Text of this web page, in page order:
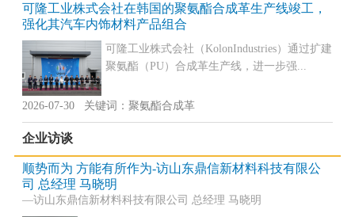
可隆工业株式会社在韩国的聚氨酯合成革生产线竣工，
强化其汽车内饰材料产品组合
可隆工业株式会社（KolonIndustries）通过扩建
聚氨酯（PU）合成革生产线，进一步强...
2026-07-30 关键词：聚氨酯合成革
企业访谈
顺势而为 方能有所作为-访山东鼎信新材料科技有限公
司 总经理 马晓明
—访山东鼎信新材料科技有限公司 总经理 马晓明